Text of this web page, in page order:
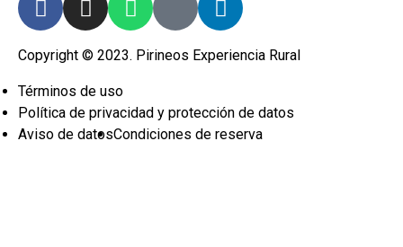
Copyright © 2023. Pirineos Experiencia Rural
Términos de uso
Política de privacidad y protección de datos
Aviso de datosCondiciones de reserva